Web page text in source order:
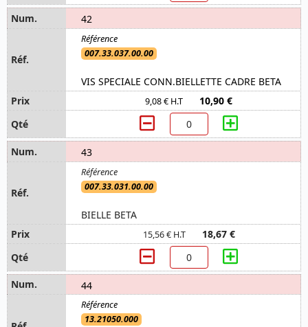
42
007.33.037.00.00
VIS SPECIALE CONN.BIELLETTE CADRE BETA
9,08 € H.T 10,90 €
43
007.33.031.00.00
BIELLE BETA
15,56 € H.T 18,67 €
44
13.21050.000